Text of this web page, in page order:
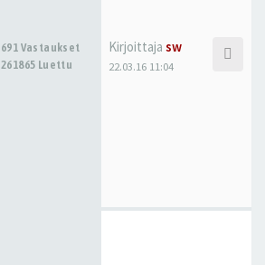
691 Vastaukset
261865 Luettu
Kirjoittaja sw
22.03.16 11:04